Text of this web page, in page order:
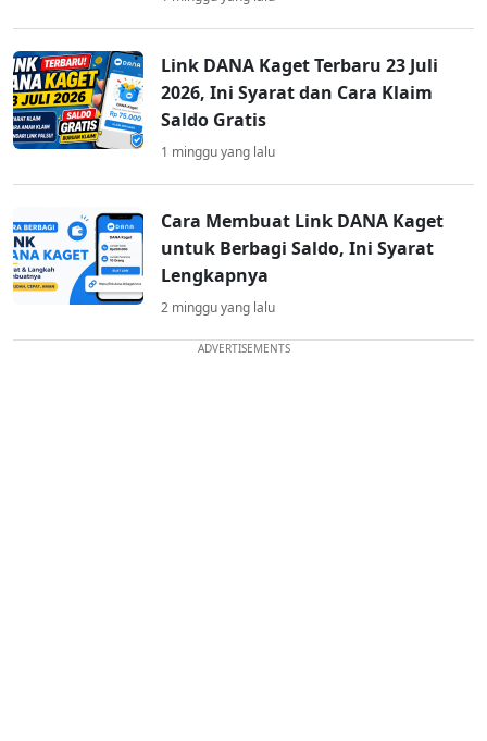
Link DANA Kaget Terbaru 23 Juli
2026, Ini Syarat dan Cara Klaim
Saldo Gratis
1 minggu yang lalu
Cara Membuat Link DANA Kaget
untuk Berbagi Saldo, Ini Syarat
Lengkapnya
2 minggu yang lalu
ADVERTISEMENTS